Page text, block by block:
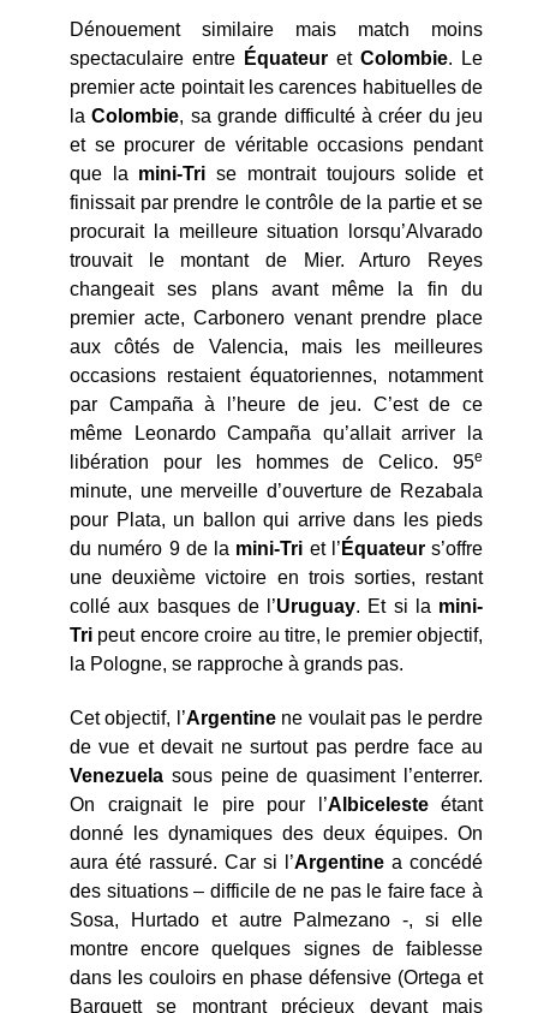
Dénouement similaire mais match moins
spectaculaire entre Équateur et Colombie. Le
premier acte pointait les carences habituelles de
laColombie, sa grande difficulté à créer du jeu
et se procurer de véritable occasions pendant
que la mini-Tri se montrait toujours solide et
finissait par prendre le contrôle de la partie et se
procurait la meilleure situation lorsqu’Alvarado
trouvait le montant de Mier. Arturo Reyes
changeait ses plans avant même la fin du
premier acte, Carbonero venant prendre place
aux côtés de Valencia, mais les meilleures
occasions restaient équatoriennes, notamment
par Campaña à l’heure de jeu. C’est de ce
même Leonardo Campaña qu’allait arriver la
libération pour les hommes de Celico. 95e
minute, une merveille d’ouverture de Rezabala
pour Plata, un ballon qui arrive dans les pieds
du numéro 9 de la mini-Tri et l’ Équateurs’offre
une deuxième victoire en trois sorties, restant
collé aux basques de l’Uruguay. Et si la mini-
Tri peut encore croire au titre, le premier objectif,
la Pologne, se rapproche à grands pas.
Cet objectif, l’Argentinene voulait pas le perdre
de vue et devait ne surtout pas perdre face au
Venezuela sous peine de quasiment l’enterrer.
On craignait le pire pour l’Albicelesteétant
donné les dynamiques des deux équipes. On
aura été rassuré. Car si l’Argentine a concédé
des situations – difficile de ne pas le faire face à
Sosa, Hurtado et autre Palmezano -, si elle
montre encore quelques signes de faiblesse
dans les couloirs en phase défensive (Ortega et
Barquett se montrant précieux devant mais